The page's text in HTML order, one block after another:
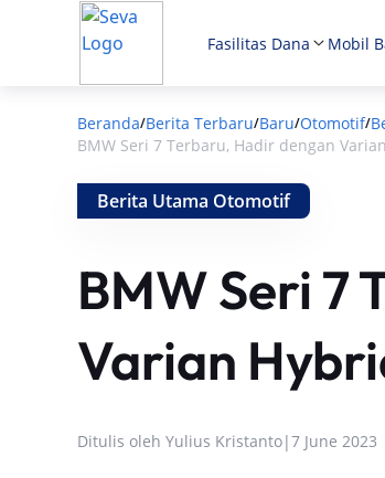
Fasilitas Dana Mobil
Beranda/Berita Terbaru/Baru/Otomotif/
BMW Seri 7 Terbaru, Hadir dengan
Berita Utama Otomotif
BMW Seri 7
Varian
Ditulis oleh Yulius Kristanto|7 June 2023